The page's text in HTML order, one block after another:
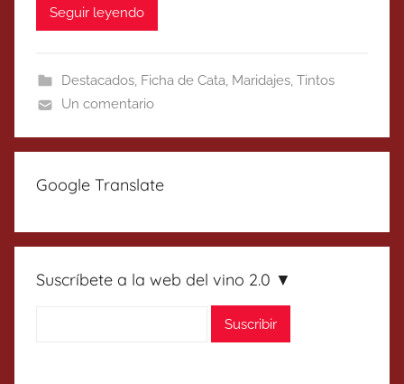
Seguir leyendo
Destacados, Ficha de Cata, Maridajes, Tintos
Un comentario
Google Translate
Suscríbete a la web del vino 2.0 ▼